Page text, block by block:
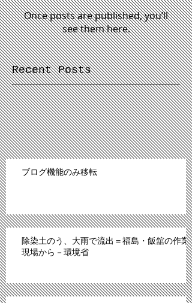
Once posts are published, you’ll
see them here.
Recent Posts
ブログ機能のみ移転
除染土のう、大雨で流出＝福島・飯舘の作業
現場から－環境省